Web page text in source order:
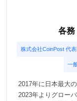
各務
株式会社CoinPost 代
一
2017年に日本最大
2023年よりグロー